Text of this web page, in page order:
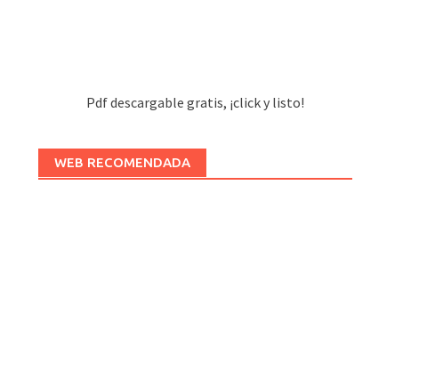
Pdf descargable gratis, ¡click y listo!
WEB RECOMENDADA